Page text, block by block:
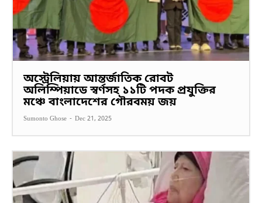
অস্ট্রেলিয়ায় আন্তর্জাতিক রোবট
অলিম্পিয়াডে স্বর্ণসহ ১১টি পদক প্রযুক্তির
মঞ্চে বাংলাদেশের গৌরবময় জয়
Sumonto Ghose - Dec 21, 2025